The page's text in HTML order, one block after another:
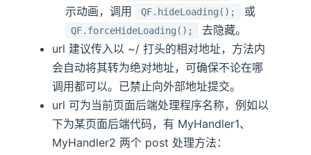
示动画，调用
QF.hideLoading(); 或
QF.forceHideLoading();
去隐藏。
url 建议传入以 ~/ 打头的相对地址，方法内
会自动将其转为绝对地址，可确保不论在哪
调用都可以。已禁止向外部地址提交。
url 可为当前页面后端处理程序名称，例如以
下为某页面后端代码，有 MyHandler1、
MyHandler2 两个 post 处理方法：